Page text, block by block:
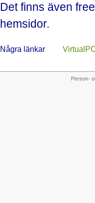
Det finns även
hemsidor.
Några länkar
Person-